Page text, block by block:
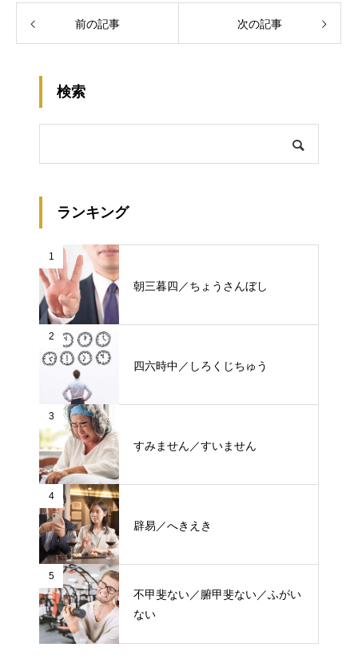
前の記事 次の記事
検索
ランキング
1
朝三暮四／ちょうさんぼし
2
四六時中／しろくじちゅう
3
すみません／すいません
4
辟易／へきえき
5
不甲斐ない／腑甲斐ない／ふがい
ない